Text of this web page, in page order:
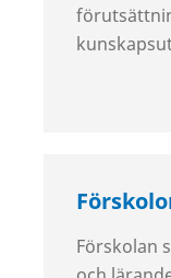
Förskolan